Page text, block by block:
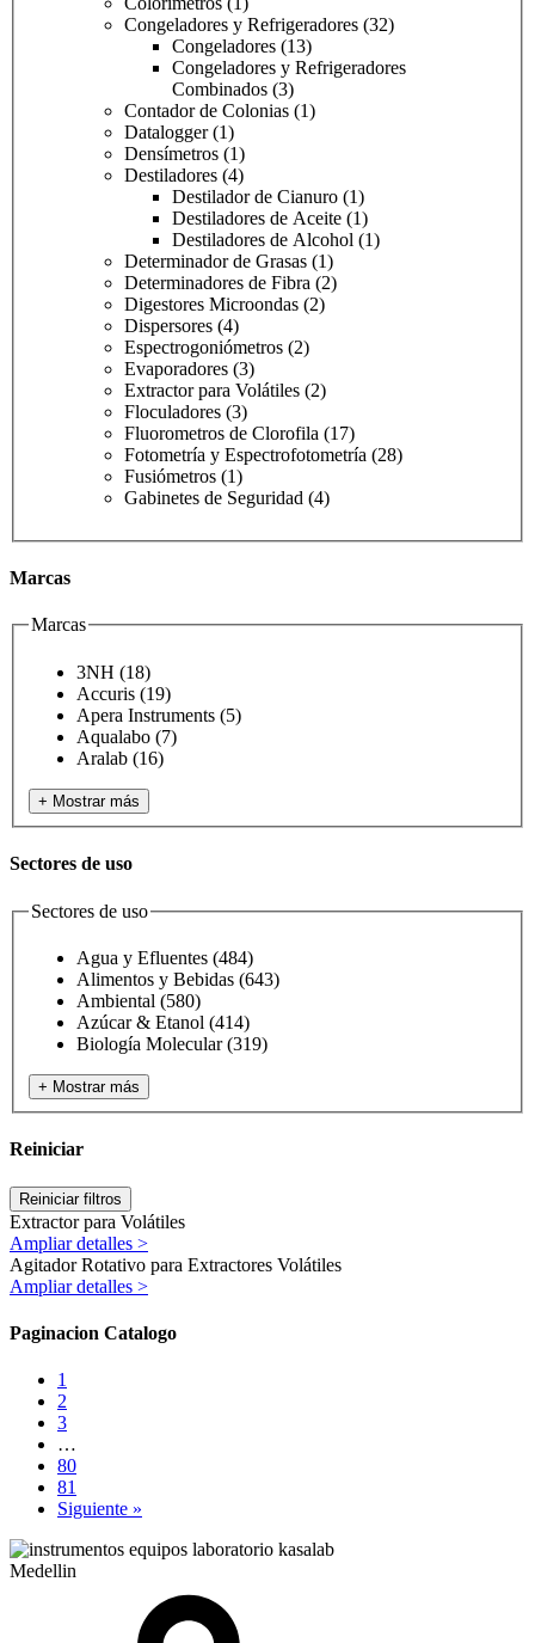
Congeladores y Refrigeradores (32)
Congeladores (13)
Congeladores y Refrigeradores
Combinados (3)
Contador de Colonias (1)
Datalogger(1)
Densímetros (1)
Destiladores (4)
Destilador de Cianuro (1)
Destiladores de Aceite (1)
Destiladores de Alcohol (1)
Determinador de Grasas (1)
Determinadores de Fibra (2)
Digestores Microondas (2)
Dispersores (4)
Espectrogoniómetros (2)
Evaporadores (3)
Extractor para Volátiles (2)
Floculadores (3)
Fluorometros de Clorofila (17)
Fotometría y Espectrofotometría (28)
Fusiómetros (1)
Gabinetes de Seguridad (4)
Marcas
Marcas
3NH (18)
Accuris (19)
Apera Instruments (5)
Aqualabo (7)
Aralab (16)
+ Mostrar más
Sectores de uso
Sectores de uso
Agua y Efluentes (484)
Alimentos y Bebidas (643)
Ambiental (580)
Azúcar & Etanol (414)
Biología Molecular(319)
+ Mostrar más
Reiniciar
Reiniciar filtros
Extractor para Volátiles
Ampliar detalles >
Agitador Rotativo para Extractores Volátiles
Ampliar detalles >
Paginacion Catalogo
1
2
3
…
80
81
Siguiente »
Medellin